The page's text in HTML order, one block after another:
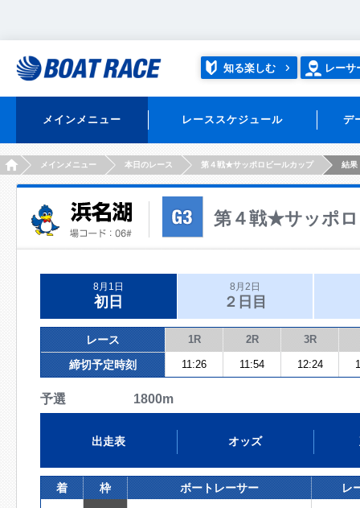
知る楽しむ レーサ
メインメニュー レーススケジュール デ
HOMEメインメニュー 本日のレース 第４戦★サッポロビールカップ 結果
第４戦★サッポ
8月1日
初日
8月2日
２日目
レース 1R 2R 3R
締切予定時刻 11:26 11:54 12:24
予選 1800m
出走表 オッズ
着 枠 ボートレーサー レ